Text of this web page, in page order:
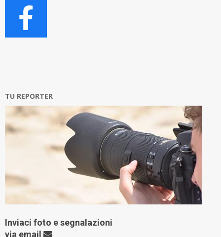
TU REPORTER
Inviaci foto e segnalazioni
via email